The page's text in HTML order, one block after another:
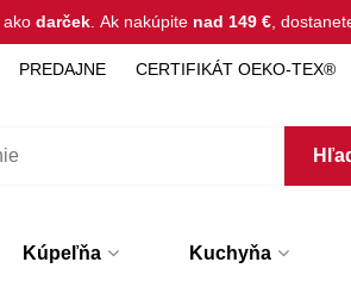
akodarček. Ak nakúpite nad 149 €,
PREDAJNE CERTIFIKÁT OEKO-TEX®
Kúpeľňa Kuchyňa